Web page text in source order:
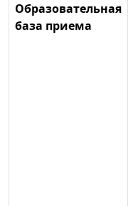
Образовательная
база приема